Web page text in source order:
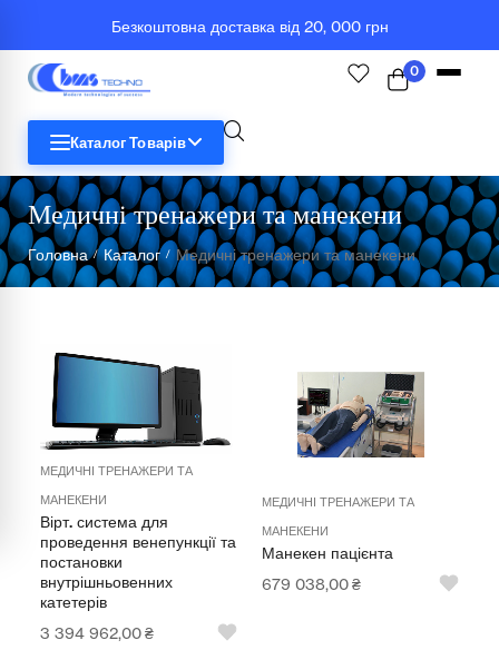
Безкоштовна доставка від 20, 000 грн
0
Каталог Товарів
STEM
Біологія
Комп'ютерна техніка
Меблі
Медичні тренажери та манекени
Головна / Каталог / Медичні тренажери та манекени
МЕДИЧНІ ТРЕНАЖЕРИ ТА
МАНЕКЕНИ
Вірт. система для
проведення венепункції та
постановки
внутрішньовенних
катетерів
3 394 962,00₴
МЕДИЧНІ ТРЕНАЖЕРИ ТА
МАНЕКЕНИ
Манекен пацієнта
679 038,00₴